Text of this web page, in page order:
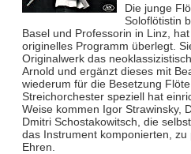
Die junge
Soloflötistin
Basel und Professorin in Linz,
originelles Programm überlegt.
Originalwerk das
Arnold und ergänzt dieses mit
wiederum für die Besetzung
Streichorchester speziell hat
Weise kommen Igor Strawinsky,
Dmitri Schostakowitsch, die
das Instrument komponierten, zu
Ehren.